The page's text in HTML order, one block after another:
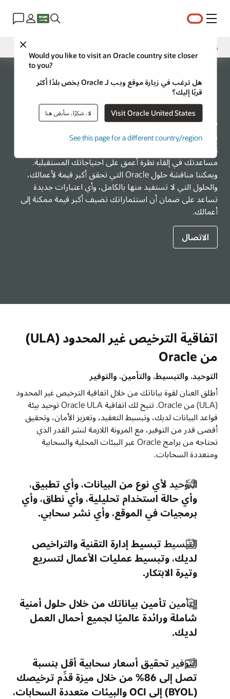
القائمة
Close
Would you like to visit an Oracle country site closer
to you?
هل ترغب في زيارة موقع ويب لـ Oracle يخص بلدًا أكثر
قربًا إليك؟
Visit Oracle United States لا، شكرًا، سأبقى هنا
See this page for a different country/region
Business Challenges
الأدوات
برنامج VSAM
دورة حياة الاتفاقية المؤسسية
مساعدتك في إلقاء نظرة أعمق على احتياجاتك المستقبلية.
ويمكننا مناقشة حلول Oracle التي تحقق أكبر قيمة لأعمالك،
والحلول التي لا تستفيد منها بالكامل، وأي اعتبارات جديدة
تساعد على ضمان أن استثماراتك تضيف أكبر قيمة ممكنة إلى
أعمالك.
الاتصال
اتفاقية الترخيص غير المحدود (ULA)
من Oracle
التوحيد، والتبسيط، والتأمين، والتوفير
أطلق العنان لقوة بياناتك من خلال اتفاقية الترخيص غير المحدود
(ULA) من Oracle. تتيح لك اتفاقية Oracle ULA توحيد بيئة
قواعد البيانات لديك، وتبسيط التعقيد، وتعزيز الأمان، وتحقيق
أقصى قدر من التوفير، مع المرونة اللازمة لنشر القدر الذي
تحتاجه من برامج Oracle عبر البيئات المحلية والسحابية
ومتعددة السحابات.
التوحيد لأي نوع من البيانات، وأي تطبيق،
وأي حالة استخدام تحليلية، وأي نطاق، وأي
برمجيات في الموقع، وأي نشر سحابي.
التبسيط تبسيط إدارة التقنية والتراخيص
لديك، وتبسيط عمليات الأعمال لتسريع
وتيرة الابتكار.
التأمين تأمين بياناتك من خلال حلول أمنية
شاملة ورائدة عالميًا لجميع أحمال العمل
لديك.
التوفير تحقيق أسعار سحابية أقل بنسبة
تصل إلى 86% من خلال ميزة قدِّم ترخيصك
(BYOL) إلى OCI والبيئات متعددة السحابات،